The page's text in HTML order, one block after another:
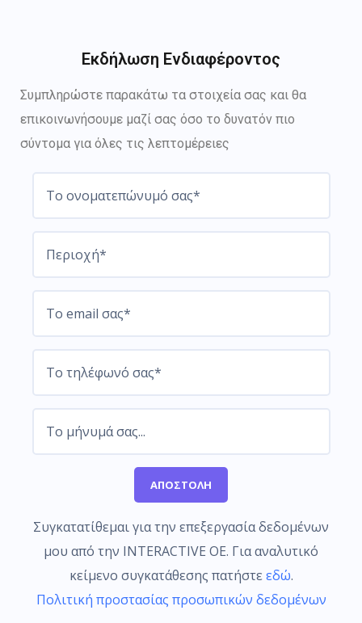
Εκδήλωση Ενδιαφέροντος
Συμπληρώστε παρακάτω τα στοιχεία σας και θα
επικοινωνήσουμε μαζί σας όσο το δυνατόν πιο
σύντομα για όλες τις λεπτομέρειες
Συγκατατίθεμαι για την επεξεργασία δεδομένων
μου από την INTERACTIVE OE. Για αναλυτικό
κείμενο συγκατάθεσης πατήστε εδώ.
Πολιτική προστασίας προσωπικών δεδομένων